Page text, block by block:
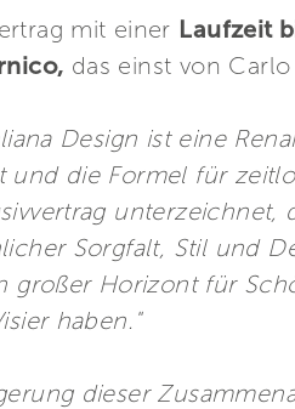
mit einer Laufzeit
das einst von
Design ist eine
und die Formel für
Sorgfalt, Stil und
großer Horizont für
haben."
dieser